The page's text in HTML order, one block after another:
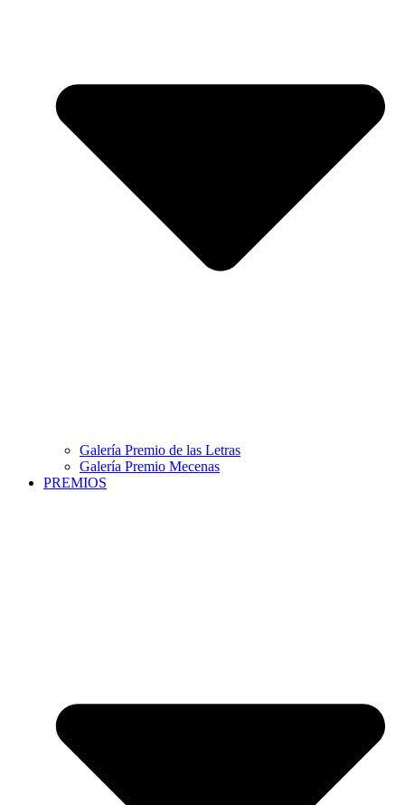
Galería Premio de las Letras
Galería Premio Mecenas
PREMIOS